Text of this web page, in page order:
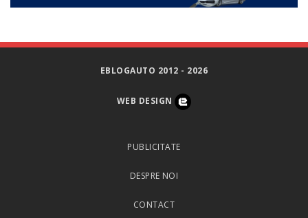
EBLOGAUTO 2012 - 2026
WEB DESIGN
PUBLICITATE
DESPRE NOI
CONTACT